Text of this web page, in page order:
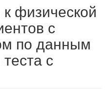
физической
с
по данным
с